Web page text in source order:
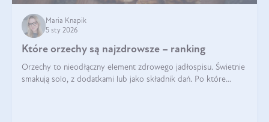
Maria Knapik
5 sty 2026
Które orzechy są najzdrowsze – ranking
Orzechy to nieodłączny element zdrowego jadłospisu. Świetnie
smakują solo, z dodatkami lub jako składnik dań. Po które